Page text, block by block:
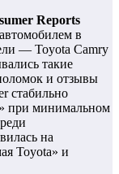
Reports
в
— Toyota Camry
такие
и отзывы
стабильно
при минимальном
на
Toyota» и